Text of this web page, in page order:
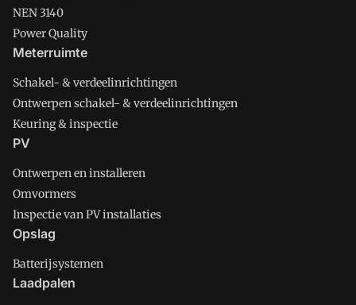
NEN 3140
Power Quality
Meterruimte
Schakel- & verdeelinrichtingen
Ontwerpen schakel- & verdeelinrichtingen
Keuring & inspectie
PV
Ontwerpen en installeren
Omvormers
Inspectie van PV installaties
Opslag
Batterijsystemen
Laadpalen